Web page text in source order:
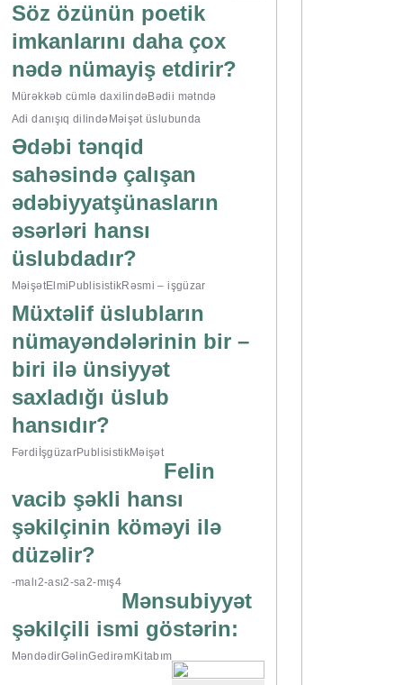
Söz özünün poetik
imkanlarını daha çox
nədə nümayiş etdirir?
Mürəkkəb cümlə daxilində Bədii mətndə
Adi danışıq dilində Məişət üslubunda
Ədəbi tənqid
sahəsində çalışan
ədəbiyyatşünasların
əsərləri hansı
üslubdadır?
MəişətElmi PublisistikRəsmi – işgüzar
Müxtəlif üslubların
nümayəndələrinin bir –
biri ilə ünsiyyət
saxladığı üslub
hansıdır?
Fərdi İşgüzarPublisistikMəişət
Felin
vacib şəkli hansı
şəkilçinin köməyi ilə
düzəlir?
-malı2-ası2-sa2-mış4
Mənsubiyyət
şəkilçili ismi göstərin:
MəndədirGəlinGedirəmKitabım